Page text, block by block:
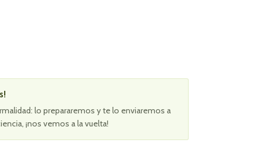
lo prepararemos y te lo enviaremos a
¡nos vemos a la vuelta!